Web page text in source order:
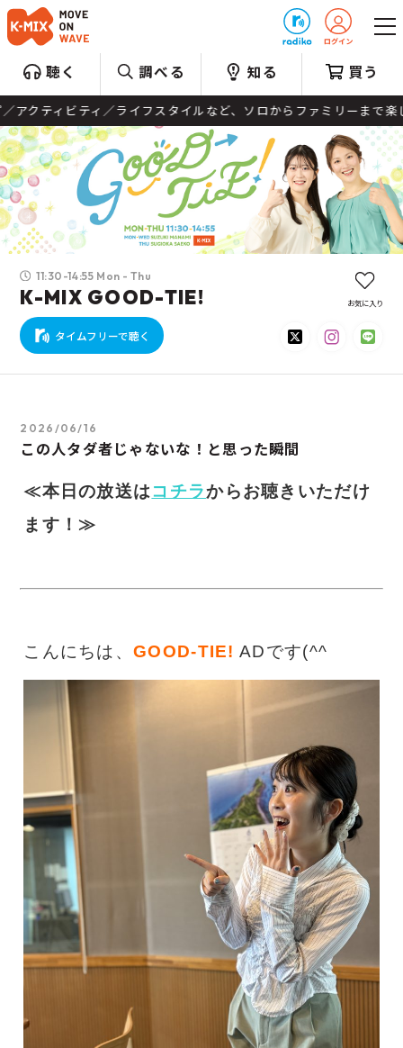
聴く 調べる 知る 買う
ライフスタイルなど、ソロからファミリーまで楽しめる旬な情
11:30-14:55 Mon - Thu
K-MIX GOOD-TIE!
タイムフリーで聴く
お気に入り
2026/06/16
この人タダ者じゃないな！と思った瞬間
≪本日の放送はコチラからお聴きいただけ
ます！≫
こんにちは、GOOD-TIE! ADです(^^ゞ